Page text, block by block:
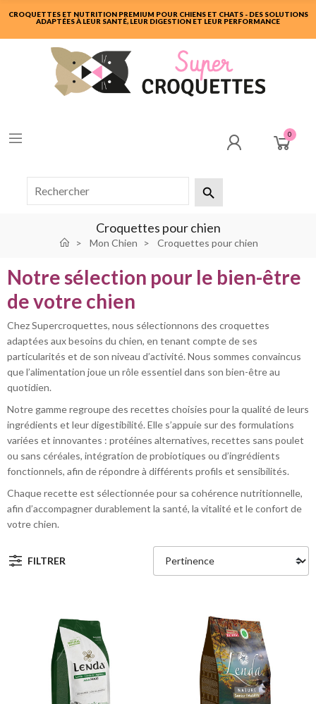
CROQUETTES ET NUTRITION PREMIUM POUR CHIENS ET CHATS - DES SOLUTIONS
ADAPTÉES À LEUR SANTÉ, LEUR DIGESTION ET LEUR PERFORMANCE
0

Croquettes pour chien
Mon Chien Croquettes pour chien
Notre sélection pour le bien-être
de votre chien
Chez Supercroquettes, nous sélectionnons des croquettes
adaptées aux besoins du chien, en tenant compte de ses
particularités et de son niveau d’activité. Nous sommes convaincus
que l’alimentation joue un rôle essentiel dans son bien-être au
quotidien.
Notre gamme regroupe des recettes choisies pour la qualité de leurs
ingrédients et leur digestibilité. Elle s’appuie sur des formulations
variées et innovantes : protéines alternatives, recettes sans poulet
ou sans céréales, intégration de probiotiques ou d’ingrédients
fonctionnels, afin de répondre à différents profils et sensibilités.
Chaque recette est sélectionnée pour sa cohérence nutritionnelle,
afin d’accompagner durablement la santé, la vitalité et le confort de
votre chien.
FILTRER